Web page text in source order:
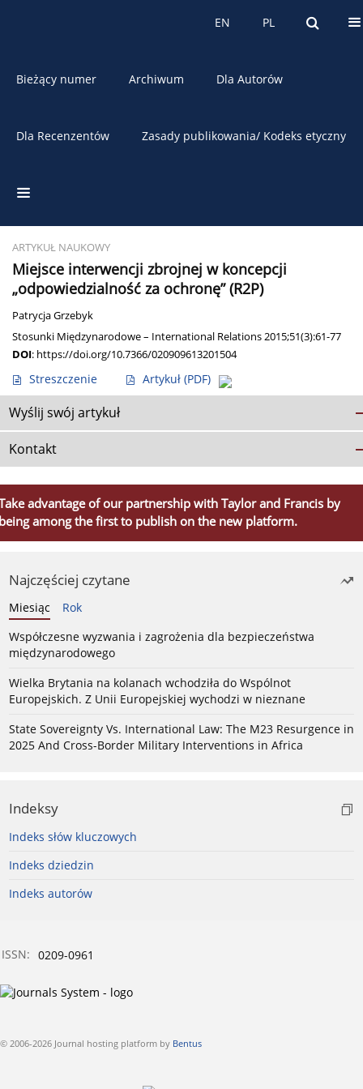
PL
EN PL
EN
Bieżący numer Archiwum Dla Autorów
Dla Recenzentów Zasady publikowania/ Kodeks etyczny
Słowo kluczowe
ARTYKUŁ NAUKOWY
Miejsce interwencji zbrojnej w koncepcji
„odpowiedzialność za ochronę” (R2P)
Patrycja Grzebyk
Stosunki Międzynarodowe – International Relations 2015;51(3):61-77
DOI: https://doi.org/10.7366/020909613201504
Streszczenie Artykuł (PDF)
Wyślij swój artykuł
Kontakt
advantage of our partnership with Taylor and Francis by
among the first to publish on the new platform.
Najczęściej czytane
Miesiąc
Rok
Współczesne wyzwania i zagrożenia dla bezpieczeństwa
międzynarodowego
Wielka Brytania na kolanach wchodziła do Wspólnot
Europejskich. Z Unii Europejskiej wychodzi w nieznane
State Sovereignty Vs. International Law: The M23 Resurgence in
2025 And Cross-Border Military Interventions in Africa
Indeksy
Indeks słów kluczowych
Indeks dziedzin
Indeks autorów
ISSN: 0209-0961
© 2006-2026 Journal hosting platform by Bentus